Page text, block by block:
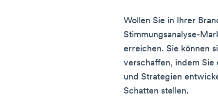
Wollen Sie in Ihrer
Stimmungsanalyse-
erreichen. Sie können
verschaffen, indem
und Strategien
Schatten stellen.